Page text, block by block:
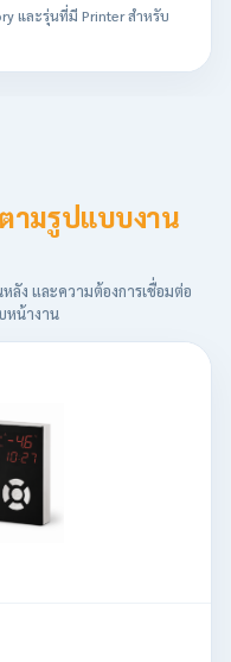
และรุ่นที่มี Printer สำหรับ
ตามรูปแบบงาน
ลัง และความต้องการเชื่อมต่อ
หน้างาน